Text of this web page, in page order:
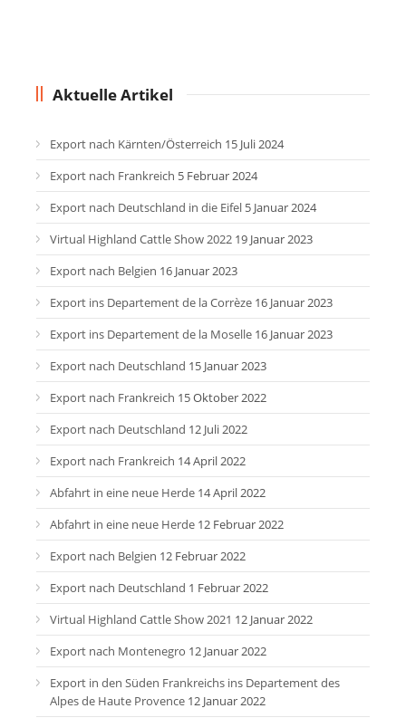
Aktuelle Artikel
Export nach Kärnten/Österreich 15 Juli 2024
Export nach Frankreich 5 Februar 2024
Export nach Deutschland in die Eifel 5 Januar 2024
Virtual Highland Cattle Show 2022 19 Januar 2023
Export nach Belgien 16 Januar 2023
Export ins Departement de la Corrèze 16 Januar 2023
Export ins Departement de la Moselle 16 Januar 2023
Export nach Deutschland 15 Januar 2023
Export nach Frankreich 15 Oktober 2022
Export nach Deutschland 12 Juli 2022
Export nach Frankreich 14 April 2022
Abfahrt in eine neue Herde 14 April 2022
Abfahrt in eine neue Herde 12 Februar 2022
Export nach Belgien 12 Februar 2022
Export nach Deutschland 1 Februar 2022
Virtual Highland Cattle Show 2021 12 Januar 2022
Export nach Montenegro 12 Januar 2022
Export in den Süden Frankreichs ins Departement des
Alpes de Haute Provence 12 Januar 2022